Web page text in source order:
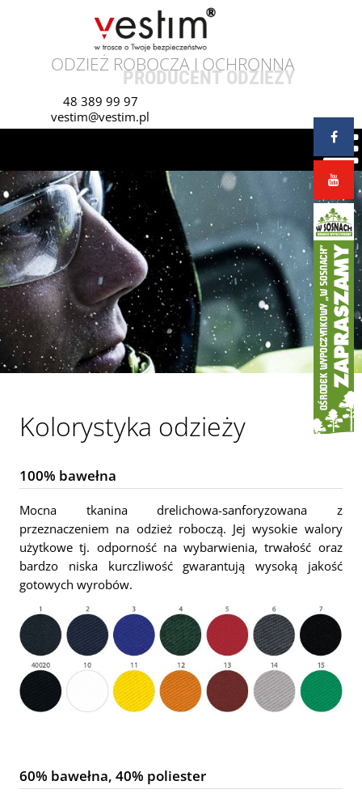
ODZIEŻ ROBOCZA I OCHRONNA
PRODUCENT ODZIEŻY
48 389 99 97
vestim@vestim.pl
Kolorystyka odzieży
100% bawełna
Mocna tkanina drelichowa-sanforyzowana z
przeznaczeniem na odzież roboczą. Jej wysokie walory
użytkowe tj. odporność na wybarwienia, trwałość oraz
bardzo niska kurczliwość gwarantują wysoką jakość
gotowych wyrobów.
60% bawełna, 40% poliester